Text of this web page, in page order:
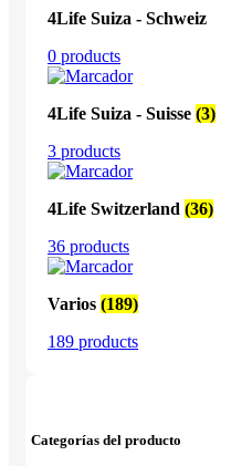
4Life Suiza - Schweiz
0 products
4Life Suiza - Suisse (3)
3 products
4Life Switzerland (36)
36 products
Varios (189)
189 products
Categorías del producto